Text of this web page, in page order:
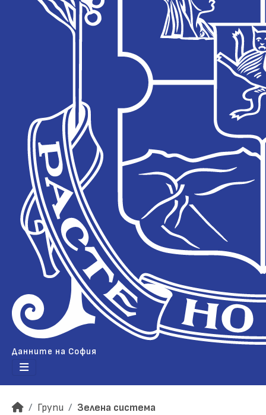
Данните на София
Групи Зелена система